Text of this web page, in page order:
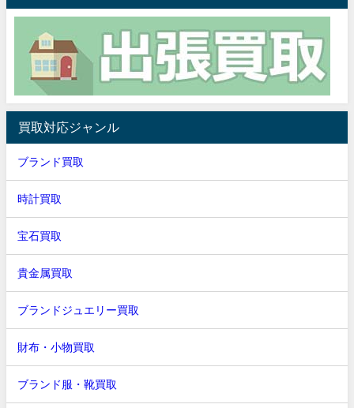
買取対応ジャンル
ブランド買取
時計買取
宝石買取
貴金属買取
ブランドジュエリー買取
財布・小物買取
ブランド服・靴買取